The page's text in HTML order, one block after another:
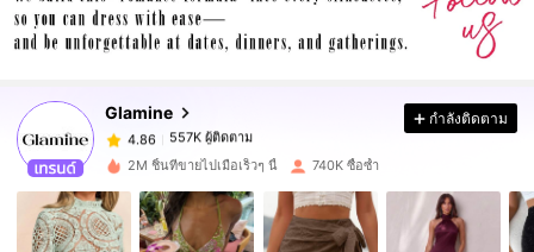
Glamine
4.86 557K ผู้ติดตาม
4.86
557K ผู้ติดตาม
s***a จ่าย1 วันที่ผ่านมา
4.86 557K ผู้ติดตาม
กำลังติดตาม
2M ชิ้นที่ขายไปเมื่อเร็วๆ นี้ 740K ซื้อซ้ำ